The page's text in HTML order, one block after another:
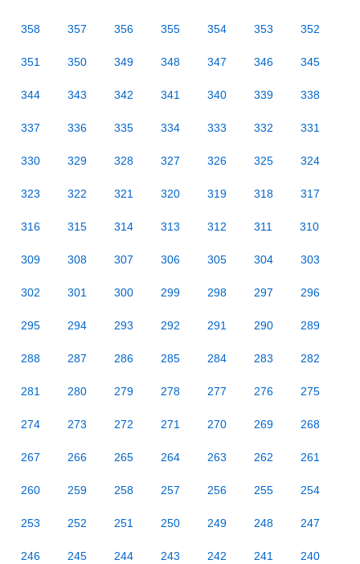
358 357 356 355 354 353 352
351 350 349 348 347 346 345
344 343 342 341 340 339 338
337 336 335 334 333 332 331
330 329 328 327 326 325 324
323 322 321 320 319 318 317
316 315 314 313 312 311 310
309 308 307 306 305 304 303
302 301 300 299 298 297 296
295 294 293 292 291 290 289
288 287 286 285 284 283 282
281 280 279 278 277 276 275
274 273 272 271 270 269 268
267 266 265 264 263 262 261
260 259 258 257 256 255 254
253 252 251 250 249 248 247
246 245 244 243 242 241 240